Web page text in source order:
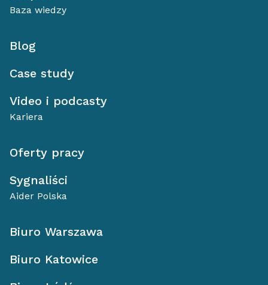
Baza wiedzy
Blog
Case study
Video i podcasty
Kariera
Oferty pracy
Sygnaliści
Aider Polska
Biuro Warszawa
Biuro Katowice